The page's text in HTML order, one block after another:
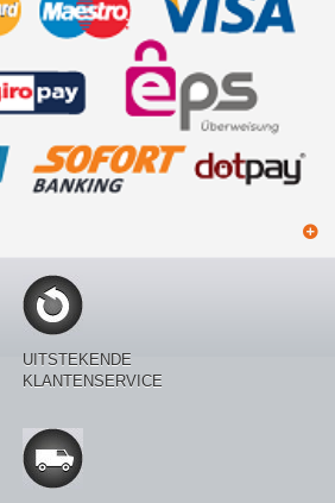
UITSTEKENDE
KLANTENSERVICE